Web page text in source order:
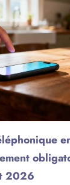
2026